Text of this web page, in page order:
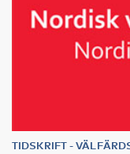
TIDSKRIFT-